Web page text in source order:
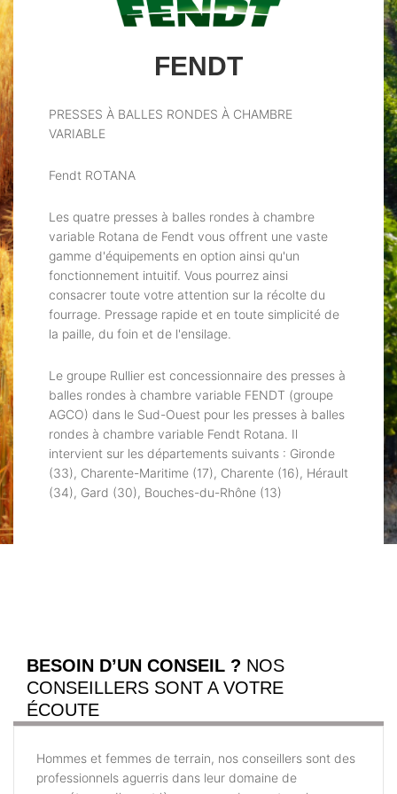
FENDT
PRESSES À BALLES RONDES À CHAMBRE
VARIABLE
Fendt ROTANA
Les quatre presses à balles rondes à chambre
variable Rotana de Fendt vous offrent une vaste
gamme d'équipements en option ainsi qu'un
fonctionnement intuitif. Vous pourrez ainsi
consacrer toute votre attention sur la récolte du
fourrage. Pressage rapide et en toute simplicité de
la paille, du foin et de l'ensilage.
Le groupe Rullier est concessionnaire des presses à
balles rondes à chambre variable FENDT (groupe
AGCO) dans le Sud-Ouest pour les presses à balles
rondes à chambre variable Fendt Rotana. Il
intervient sur les départements suivants : Gironde
(33), Charente-Maritime (17), Charente (16), Hérault
(34), Gard (30), Bouches-du-Rhône (13)
BESOIN D’UN CONSEIL ? NOS
CONSEILLERS SONT A VOTRE
ÉCOUTE
Hommes et femmes de terrain, nos conseillers sont des
professionnels aguerris dans leur domaine de